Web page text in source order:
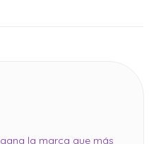
la marca que más